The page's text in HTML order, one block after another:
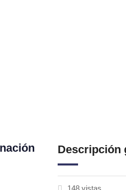
Descripción
148 vistas